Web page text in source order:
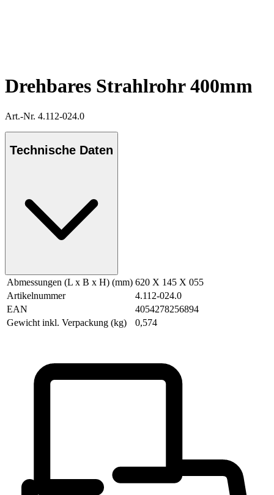
Drehbares Strahlrohr 400mm
Art.-Nr. 4.112-024.0
Technische Daten
Abmessungen (L x B x H) (mm) 620 X 145 X 055
Artikelnummer
4.112-024.0
EAN
4054278256894
Gewicht inkl. Verpackung (kg)
0,574